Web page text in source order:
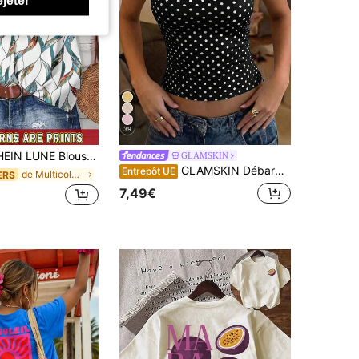
décontractée vintage à imprimé feuilles pour femmes, convient pour le début de l'automne, le style casual chic, et les tenues d'extérieur
de Multicolore Blouses de bureau souples
39
GLAMSKIN
Entrepôt UE GLAMSKIN Débardeur ajusté style lingerie rayé pour femmes, été/automne, couleur unie Y2K, débardeur court basique décontracté, streetwear quotidien de rentrée scolaire et vacances à la plage
7,49€